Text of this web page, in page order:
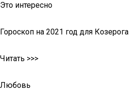
Это интересно
Гороскоп на 2021 год для Козерога
Читать >>>
Любовь